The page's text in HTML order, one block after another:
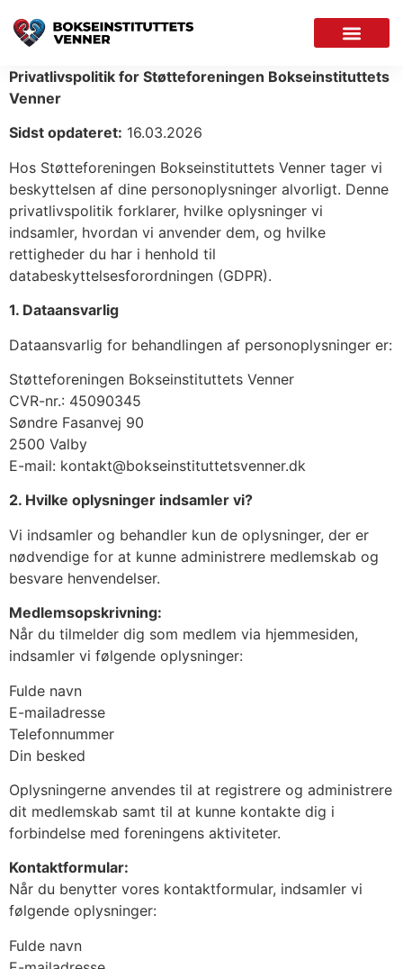
Privatlivspolitik for Støtteforeningen Bokseinstituttets
Venner
Sidst opdateret: 16.03.2026
Hos Støtteforeningen Bokseinstituttets Venner tager vi
beskyttelsen af dine personoplysninger alvorligt. Denne
privatlivspolitik forklarer, hvilke oplysninger vi
indsamler, hvordan vi anvender dem, og hvilke
rettigheder du har i henhold til
databeskyttelsesforordningen (GDPR).
1. Dataansvarlig
Dataansvarlig for behandlingen af personoplysninger er:
Støtteforeningen Bokseinstituttets Venner
CVR-nr.: 45090345
Søndre Fasanvej 90
2500 Valby
E-mail: kontakt@bokseinstituttetsvenner.dk
2. Hvilke oplysninger indsamler vi?
Vi indsamler og behandler kun de oplysninger, der er
nødvendige for at kunne administrere medlemskab og
besvare henvendelser.
Medlemsopskrivning:
Når du tilmelder dig som medlem via hjemmesiden,
indsamler vi følgende oplysninger:
Fulde navn
E-mailadresse
Telefonnummer
Din besked
Oplysningerne anvendes til at registrere og administrere
dit medlemskab samt til at kunne kontakte dig i
forbindelse med foreningens aktiviteter.
Kontaktformular:
Når du benytter vores kontaktformular, indsamler vi
følgende oplysninger:
Fulde navn